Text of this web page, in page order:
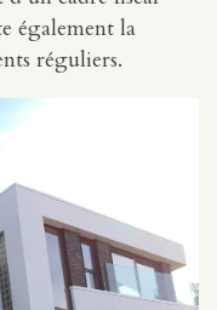
également la
réguliers.